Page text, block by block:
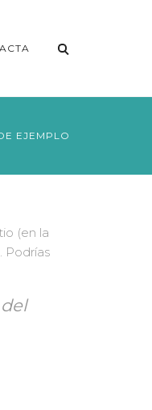
EJEMPLO
(en la
Podrías